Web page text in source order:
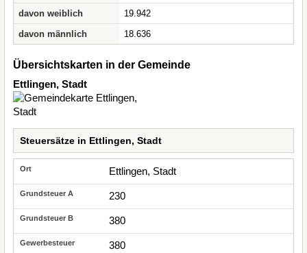
davon weiblich
19.942
davon männlich
18.636
Übersichtskarten in der Gemeinde
Ettlingen, Stadt
Steuersätze in Ettlingen, Stadt
Ettlingen, Stadt
230
380
380